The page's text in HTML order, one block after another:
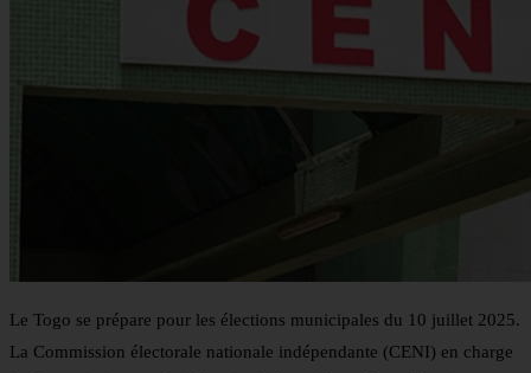
Le Togo se prépare pour les élections municipales du 10 juillet 2025.
La Commission électorale nationale indépendante (CENI) en charge